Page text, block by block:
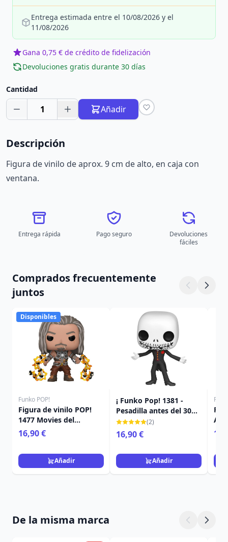
Entrega estimada entre el 10/08/2026 y el
11/08/2026
Gana 0,75 € de crédito de fidelización
Devoluciones gratis durante 30 días
Cantidad
1 Añadir
Descripción
Figura de vinilo de aprox. 9 cm de alto, en caja con
ventana.
Entrega rápida Pago seguro
Devoluciones
fáciles
Comprados frecuentemente
juntos
Disponibles
Funko POP!
Figura de vinilo POP!
1477 Movies del
Universo
Cinematográfico de
cm
16,90 €
Añadir
¡ Funko Pop! 1381 -
Pesadilla antes del 30
de Navidad - Jack
(2)
16,90 €
Añadir
De la misma marca